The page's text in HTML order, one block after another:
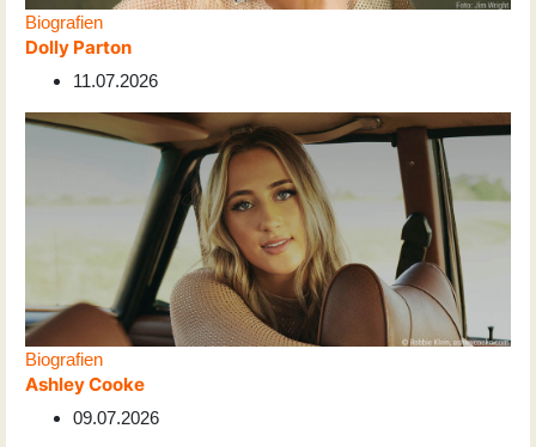
Biografien
Dolly Parton
11.07.2026
Biografien
Ashley Cooke
09.07.2026